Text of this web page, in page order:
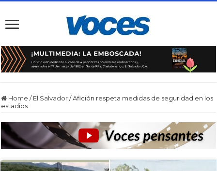
Home / El Salvador /Afición respeta medidas de seguridad en los
estadios